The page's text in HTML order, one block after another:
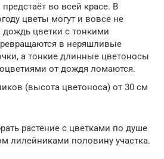
во всей красе. В
цветы могут и вовсе не
дождь цветки с тонкими
в неряшливые
а тонкие длинные цветоносы
от дождя ломаются.
(высота цветоноса) от 30 см
растение с цветками по душе
лилейниками половину участка.